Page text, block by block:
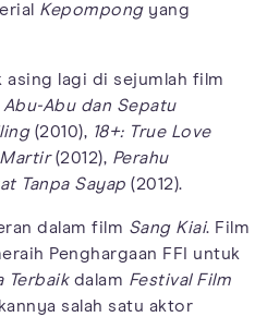
Kepompongyang
asing lagi di sejumlah film
Abu-Abu dan Sepatu
(2010), 18+: True Love
(2012), Perahu
Tanpa Sayap (2012).
dalam film Sang Kiai. Film
Penghargaan FFI untuk
Terbaikdalam Festival Film
salah satu aktor